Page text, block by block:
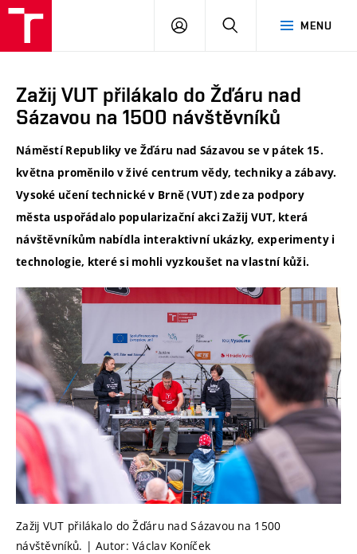
MENU
PŘIHLÁSIT
Zažij VUT přilákalo do Žďáru nad
Sázavou na 1500 návštěvníků
Náměstí Republiky ve Žďáru nad Sázavou se v pátek 15.
května proměnilo v živé centrum vědy, techniky a zábavy.
Vysoké učení technické v Brně (VUT) zde za podpory
města uspořádalo popularizační akci Zažij VUT, která
návštěvníkům nabídla interaktivní ukázky, experimenty i
technologie, které si mohli vyzkoušet na vlastní kůži.
Zažij VUT přilákalo do Žďáru nad Sázavou na 1500
návštěvníků. | Autor: Václav Koníček